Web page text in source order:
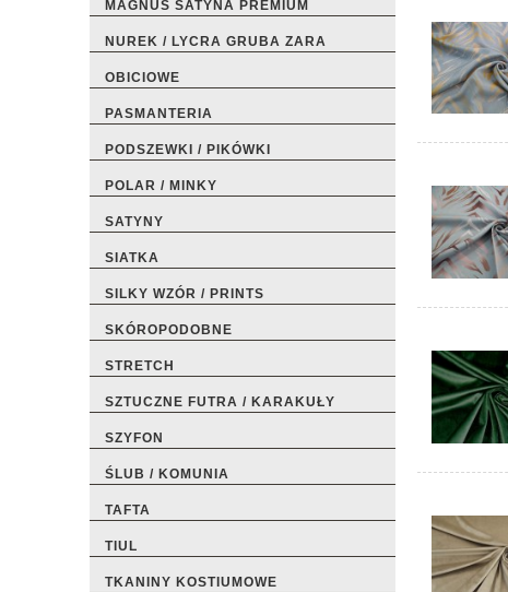
MAGNUS SATYNA PREMIUM
NUREK / LYCRA GRUBA ZARA
OBICIOWE
PASMANTERIA
PODSZEWKI / PIKÓWKI
POLAR / MINKY
SATYNY
SIATKA
SILKY WZÓR / PRINTS
SKÓROPODOBNE
STRETCH
SZTUCZNE FUTRA / KARAKUŁY
SZYFON
ŚLUB / KOMUNIA
TAFTA
TIUL
TKANINY KOSTIUMOWE